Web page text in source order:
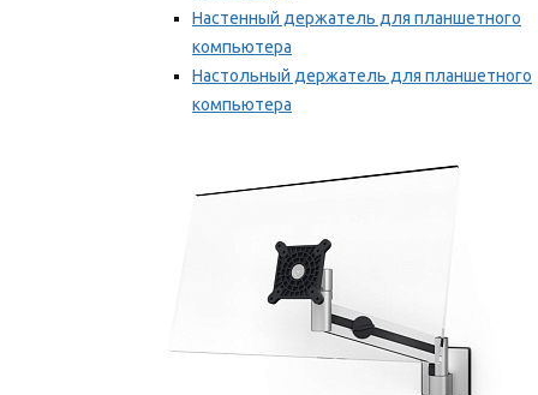
Настенный держатель для планшетного
компьютера
Настольный держатель для планшетного
компьютера